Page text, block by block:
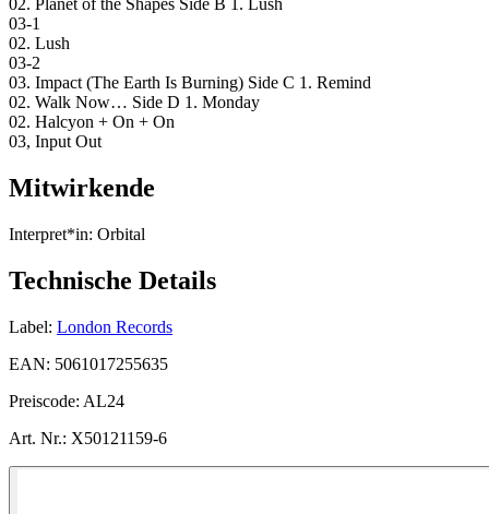
02. Planet of the Shapes Side B 1. Lush
03-1
02. Lush
03-2
03. Impact (The Earth Is Burning) Side C 1. Remind
02. Walk Now… Side D 1. Monday
02. Halcyon + On + On
03, Input Out
Mitwirkende
Interpret*in: Orbital
Technische Details
Label: London Records
EAN: 5061017255635
Preiscode: AL24
Art. Nr.: X50121159-6